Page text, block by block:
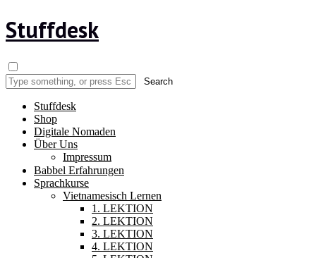
Stuffdesk
Stuffdesk
Shop
Digitale Nomaden
Über Uns
Impressum
Babbel Erfahrungen
Sprachkurse
Vietnamesisch Lernen
1. LEKTION
2. LEKTION
3. LEKTION
4. LEKTION